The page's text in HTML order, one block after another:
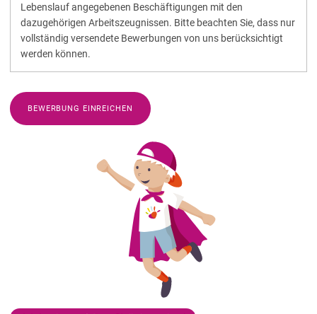
Lebenslauf angegebenen Beschäftigungen mit den
dazugehörigen Arbeitszeugnissen. Bitte beachten Sie, dass nur
vollständig versendete Bewerbungen von uns berücksichtigt
werden können.
BEWERBUNG EINREICHEN